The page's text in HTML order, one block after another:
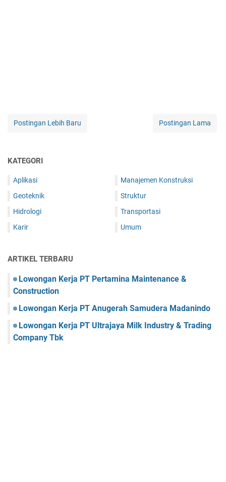
Postingan Lebih Baru Postingan Lama
KATEGORI
Aplikasi
Geoteknik
Hidrologi
Karir
Manajemen Konstruksi
Struktur
Transportasi
Umum
ARTIKEL TERBARU
Lowongan Kerja PT Pertamina Maintenance &
Construction
Lowongan Kerja PT Anugerah Samudera Madanindo
Lowongan Kerja PT Ultrajaya Milk Industry & Trading
Company Tbk